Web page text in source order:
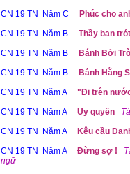
CN 19 TN Năm C
Phúc cho
CN 19 TN Năm B
Thầy ban
CN 19 TN Năm B
Bánh Bởi
CN 19 TN Năm B
Bánh Hằng
CN 19 TN Năm A
"Đi trên
CN 19 TN Năm A
Uy quyền
CN 19 TN Năm A
Kêu cầu
CN 19 TN Năm A
Đừng sợ !
ngữ